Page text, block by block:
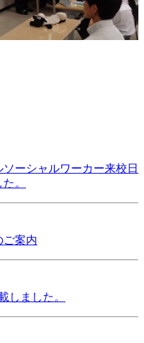
ーシャルワーカー来校日
。
案内
ました。